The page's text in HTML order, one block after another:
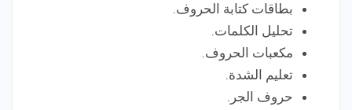
بطاقات كتابة الحروف.
تحليل الكلمات.
مكعبات الحروف.
تعليم الشدة.
حروف الجر.